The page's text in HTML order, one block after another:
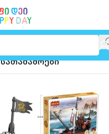
სათამაშოები